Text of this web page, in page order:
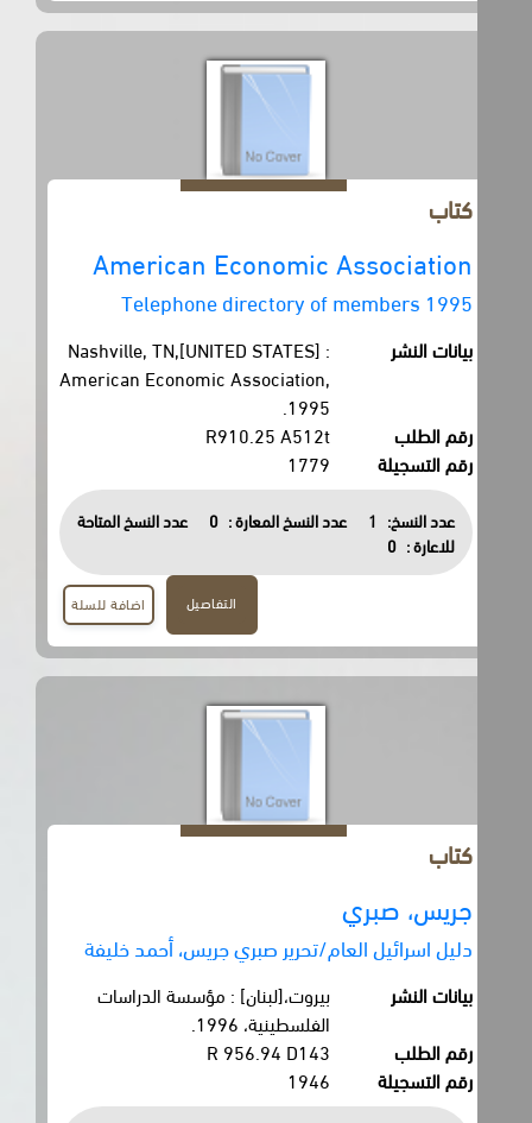
American Economic Association
Telephone directory of members 1995
بيانات النشر
Nashville, TN,[UNITED STATES] :
American Economic Association,
رقم الطلب
R910.25 A512t
رقم التسجيلة
1779
عدد النسخ: 1 عدد النسخ المعارة : 0
عدد النسخ المتاحة
للاعارة :
0
اضافة للسلة
جريس، صبري
دليل اسرائيل العام/تحرير صبري جريس، أحمد خليفة
بيانات النشر
بيروت،[لبنان] : مؤسسة الدراسات
الفلسطينية، 1996.
رقم الطلب
R 956.94 D143
رقم التسجيلة
1946